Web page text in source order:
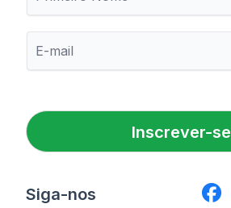
i
m
N
o
m
m
l
*
Inscrever-se
Siga-nos